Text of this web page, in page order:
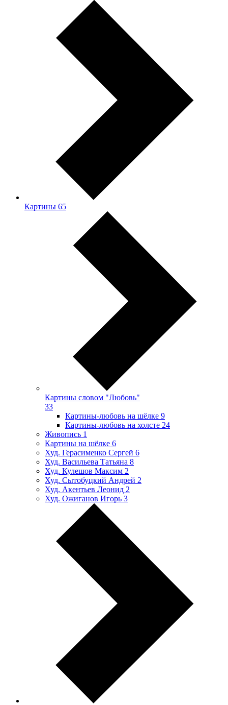
Картины 65
Картины словом "Любовь"
33
Картины-любовь на шёлке 9
Картины-любовь на холсте 24
Живопись 1
Картины на шёлке 6
Худ. Герасименко Сергей 6
Худ. Васильева Татьяна 8
Худ. Кулешов Максим 2
Худ. Сытобуцкий Андрей 2
Худ. Акентьев Леонид 2
Худ. Ожиганов Игорь 3